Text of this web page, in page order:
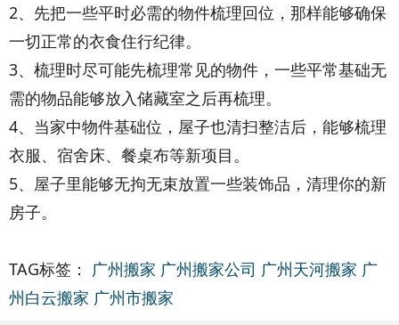
2、先把一些平时必需的物件梳理回位，那样能够确保
一切正常的衣食住行纪律。
3、梳理时尽可能先梳理常见的物件，一些平常基础无
需的物品能够放入储藏室之后再梳理。
4、当家中物件基础位，屋子也清扫整洁后，能够梳理
衣服、宿舍床、餐桌布等新项目。
5、屋子里能够无拘无束放置一些装饰品，清理你的新
房子。
TAG标签： 广州搬家 广州搬家公司 广州天河搬家 广
州白云搬家 广州市搬家